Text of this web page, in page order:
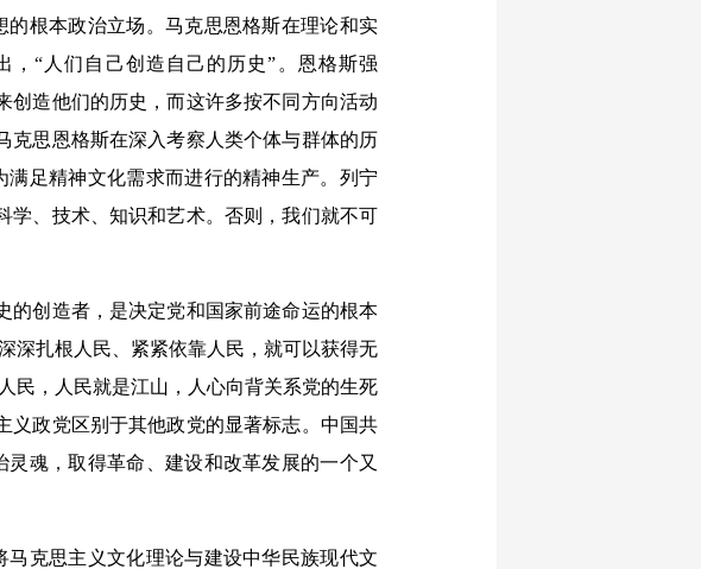
根本政治立场。马克思恩格斯在理论和实
，“人们自己创造自己的历史”。恩格斯强
创造他们的历史，而这许多按不同方向活动
克思恩格斯在深入考察人类个体与群体的历
足精神文化需求而进行的精神生产。列宁
学、技术、知识和艺术。否则，我们就不可
创造者，是决定党和国家前途命运的根本
深扎根人民、紧紧依靠人民，就可以获得无
民，人民就是江山，人心向背关系党的生死
义政党区别于其他政党的显著标志。中国共
魂，取得革命、建设和改革发展的一个又
克思主义文化理论与建设中华民族现代文